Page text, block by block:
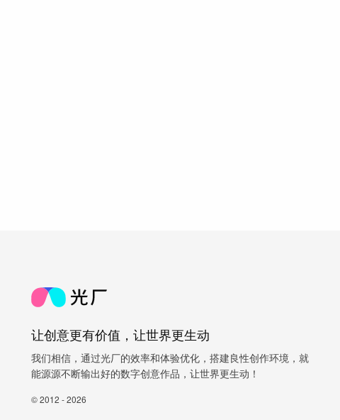
让创意更有价值，让世界更生动
我们相信，通过光厂的效率和体验优化，搭建良性创作环境，就
能源源不断输出好的数字创意作品，让世界更生动！
© 2012 - 2026